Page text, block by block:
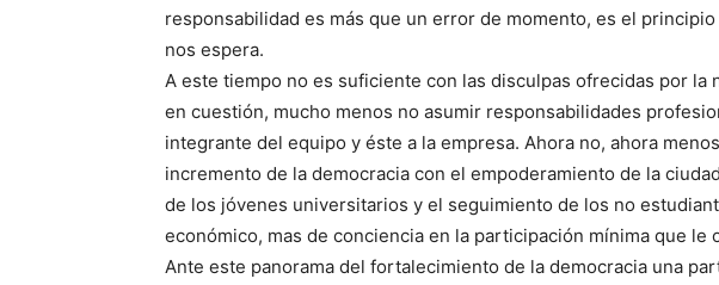
responsabilidad es más que un error de momento, es el
nos espera.
A este tiempo no es suficiente con las disculpas ofrecidas por la
en cuestión, mucho menos no asumir responsabilidades
integrante del equipo y éste a la empresa. Ahora no, ahora
incremento de la democracia con el empoderamiento de la
de los jóvenes universitarios y el seguimiento de los no
económico, mas de conciencia en la participación mínima que le
Ante este panorama del fortalecimiento de la democracia una